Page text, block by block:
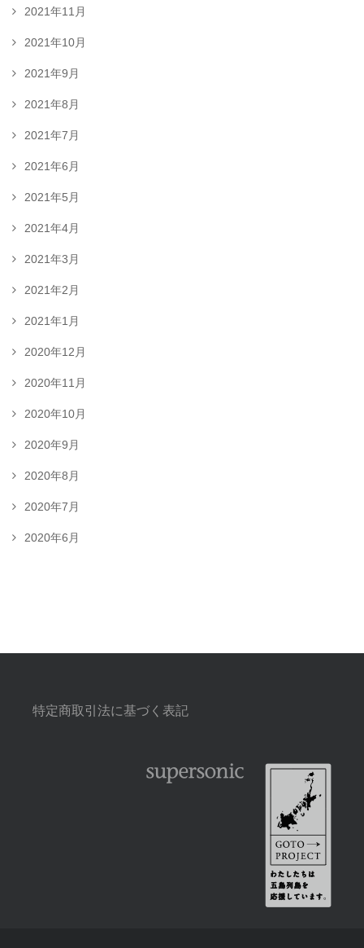
2021年11月
2021年10月
2021年9月
2021年8月
2021年7月
2021年6月
2021年5月
2021年4月
2021年3月
2021年2月
2021年1月
2020年12月
2020年11月
2020年10月
2020年9月
2020年8月
2020年7月
2020年6月
特定商取引法に基づく表記